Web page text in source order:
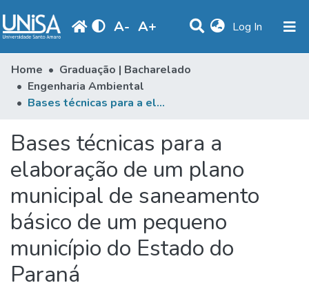
A- A+ Log In (current)
Communities & Collections
Statistics
Produção Docente
Library
Periodicals
Home
Graduação | Bacharelado
Engenharia Ambiental
Bases técnicas para a elaboração de um plano municipal de saneamento básico de um pequeno município do Estado do Paraná
Bases técnicas para a
elaboração de um plano
municipal de saneamento
básico de um pequeno
município do Estado do
Paraná